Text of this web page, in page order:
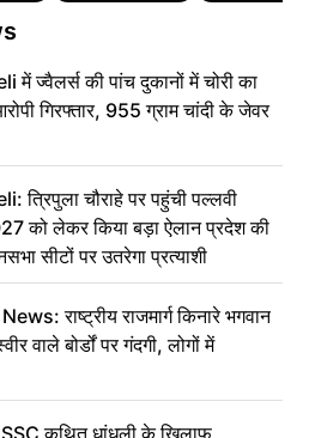
में ज्वैलर्स की पांच दुकानों में चोरी का
गिरफ्तार, 955 ग्राम चांदी के जेवर
त्रिपुला चौराहे पर पहुंची पल्लवी
को लेकर किया बड़ा ऐलान प्रदेश की
सीटों पर उतरेगा प्रत्याशी
राष्ट्रीय राजमार्ग किनारे भगवान
वाले बोर्डों पर गंदगी, लोगों में
कथित धांधली के खिलाफ